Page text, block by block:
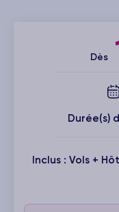
Dès
Durée(s)
Inclus : Vols +